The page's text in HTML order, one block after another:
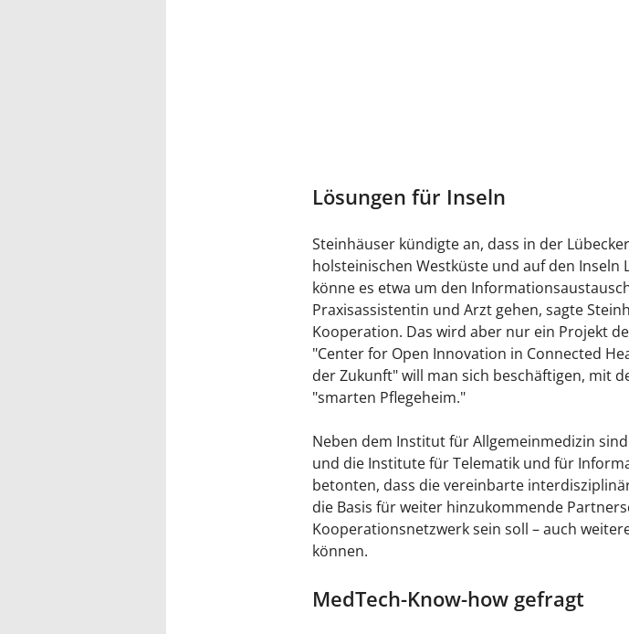
Lösungen für Inseln
Steinhäuser kündigte an, dass in der
holsteinischen Westküste und auf den
könne es etwa um den
Praxisassistentin und Arzt gehen, sagte
Kooperation. Das wird aber nur ein Projekt
"Center for Open Innovation in Connected
der Zukunft" will man sich beschäftigen, mit
"smarten Pflegeheim."
Neben dem Institut für Allgemeinmedizin
und die Institute für Telematik und für
betonten, dass die vereinbarte
die Basis für weiter hinzukommende
Kooperationsnetzwerk sein soll – auch
können.
MedTech-Know-how gefragt